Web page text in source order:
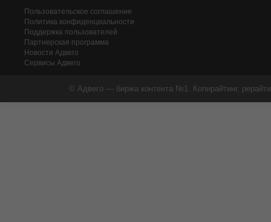
Пользовательское соглашение
Политика конфиденциальности
Поддержка пользователей
Партнерская программа
Новости Адвего
Сервисы Адвего
© Адвего — биржа контента №1. Копирайтинг,